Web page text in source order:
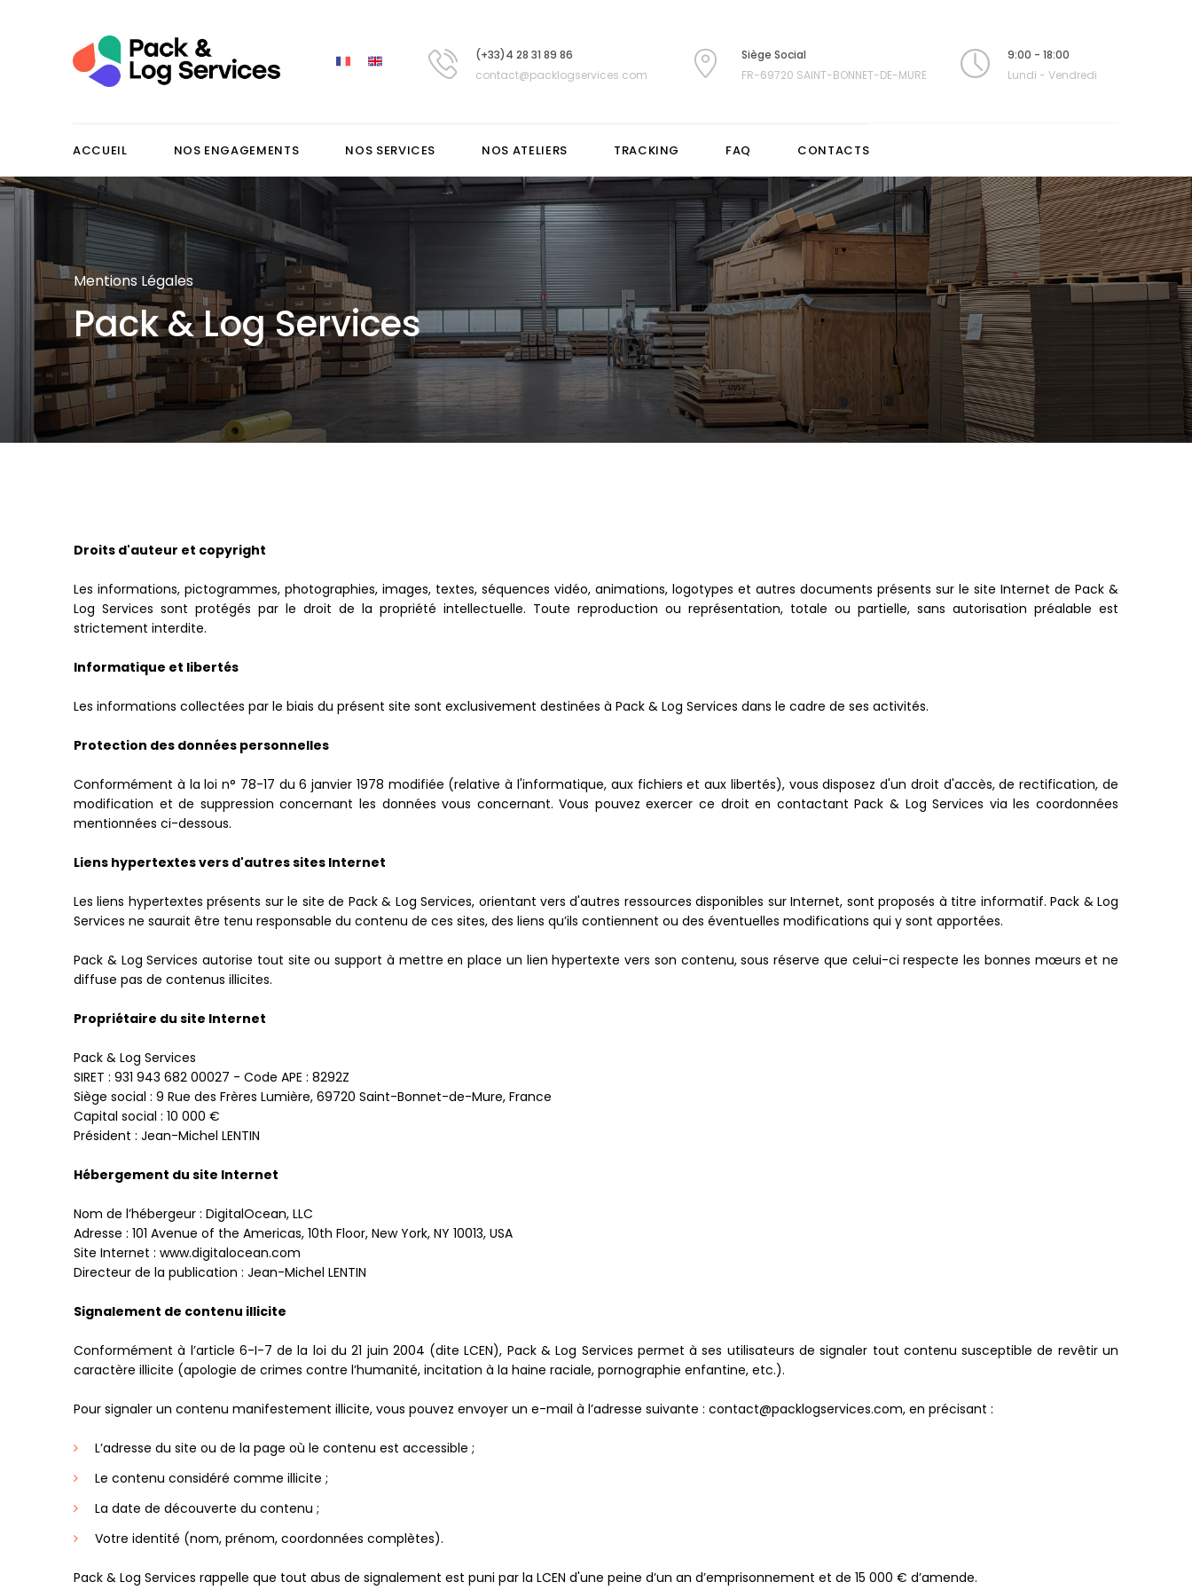
(+33)4 28 31 89 86
contact@packlogservices.com
Siège Social
FR-69720 SAINT-BONNET-DE-MURE
9:00 - 18:00
Lundi - Vendredi
ACCUEIL NOS ENGAGEMENTS NOS SERVICES NOS ATELIERS TRACKING FAQ CONTACTS
Mentions Légales
Pack & Log Services
Droits d'auteur et copyright
Les informations, pictogrammes, photographies, images, textes, séquences vidéo, animations, logotypes et autres documents présents sur le site Internet de Pack &
Log Services sont protégés par le droit de la propriété intellectuelle. Toute reproduction ou représentation, totale ou partielle, sans autorisation préalable est
strictement interdite.
Informatique et libertés
Les informations collectées par le biais du présent site sont exclusivement destinées à Pack & Log Services dans le cadre de ses activités.
Protection des données personnelles
Conformément à la loi n° 78-17 du 6 janvier 1978 modifiée (relative à l'informatique, aux fichiers et aux libertés), vous disposez d'un droit d'accès, de rectification, de
modification et de suppression concernant les données vous concernant. Vous pouvez exercer ce droit en contactant Pack & Log Services via les coordonnées
mentionnées ci-dessous.
Liens hypertextes vers d'autres sites Internet
Les liens hypertextes présents sur le site de Pack & Log Services, orientant vers d'autres ressources disponibles sur Internet, sont proposés à titre informatif. Pack & Log
Services ne saurait être tenu responsable du contenu de ces sites, des liens qu’ils contiennent ou des éventuelles modifications qui y sont apportées.
Pack & Log Services autorise tout site ou support à mettre en place un lien hypertexte vers son contenu, sous réserve que celui-ci respecte les bonnes mœurs et ne
diffuse pas de contenus illicites.
Propriétaire du site Internet
Pack & Log Services
SIRET : 931 943 682 00027 - Code APE : 8292Z
Siège social : 9 Rue des Frères Lumière, 69720 Saint-Bonnet-de-Mure, France
Capital social : 10 000 €
Président : Jean-Michel LENTIN
Hébergement du site Internet
Nom de l’hébergeur : DigitalOcean, LLC
Adresse : 101 Avenue of the Americas, 10th Floor, New York, NY 10013, USA
Site Internet : www.digitalocean.com
Directeur de la publication : Jean-Michel LENTIN
Signalement de contenu illicite
Conformément à l’article 6-I-7 de la loi du 21 juin 2004 (dite LCEN), Pack & Log Services permet à ses utilisateurs de signaler tout contenu susceptible de revêtir un
caractère illicite (apologie de crimes contre l’humanité, incitation à la haine raciale, pornographie enfantine, etc.).
Pour signaler un contenu manifestement illicite, vous pouvez envoyer un e-mail à l’adresse suivante : contact@packlogservices.com, en précisant :
L’adresse du site ou de la page où le contenu est accessible ;
Le contenu considéré comme illicite ;
La date de découverte du contenu ;
Votre identité (nom, prénom, coordonnées complètes).
Pack & Log Services rappelle que tout abus de signalement est puni par la LCEN d'une peine d’un an d’emprisonnement et de 15 000 € d’amende.